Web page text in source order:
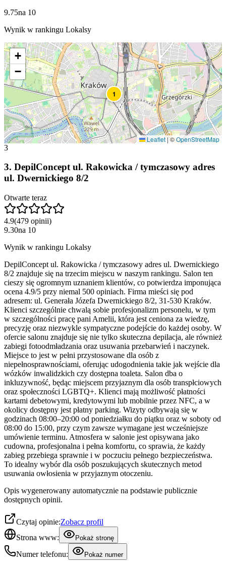
9.75na 10
Wynik w rankingu Lokalsy
1
+
−
Leaflet|©OpenStreetMap
3
3. DepilConcept ul. Rakowicka / tymczasowy adres
ul. Dwernickiego 8/2
Otwarte teraz
4.9(479 opinii)
9.30na 10
Wynik w rankingu Lokalsy
DepilConcept ul. Rakowicka / tymczasowy adres ul. Dwernickiego
8/2 znajduje się na trzecim miejscu w naszym rankingu. Salon ten
cieszy się ogromnym uznaniem klientów, co potwierdza imponująca
ocena 4.9/5 przy niemal 500 opiniach. Firma mieści się pod
adresem: ul. Generała Józefa Dwernickiego 8/2, 31-530 Kraków.
Klienci szczególnie chwalą sobie profesjonalizm personelu, w tym
w szczególności pracę pani Amelii, która jest ceniona za wiedzę,
precyzję oraz niezwykle sympatyczne podejście do każdej osoby. W
ofercie salonu znajduje się nie tylko skuteczna depilacja, ale również
zabiegi fotoodmładzania oraz usuwania przebarwień i naczynek.
Miejsce to jest w pełni przystosowane dla osób z
niepełnosprawnościami, oferując udogodnienia takie jak wejście dla
wózków inwalidzkich czy dostępna toaleta. Salon dba o
inkluzywność, będąc miejscem przyjaznym dla osób transpłciowych
oraz społeczności LGBTQ+. Klienci mają możliwość płatności
kartami debetowymi, kredytowymi lub mobilnie przez NFC, a w
okolicy dostępny jest płatny parking. Wizyty odbywają się w
godzinach 08:00–20:00 od poniedziałku do piątku oraz w soboty od
08:00 do 15:00, przy czym zawsze wymagane jest wcześniejsze
umówienie terminu. Atmosfera w salonie jest opisywana jako
cudowna, profesjonalna i pełna komfortu, co sprawia, że każdy
zabieg przebiega sprawnie i w poczuciu pełnego bezpieczeństwa.
To idealny wybór dla osób poszukujących skutecznych metod
usuwania owłosienia w przyjaznym otoczeniu.
Opis wygenerowany automatycznie na podstawie publicznie
dostępnych opinii.
Czytaj opinie:Zobacz profil
Strona www:
Pokaż stronę
Numer telefonu: Pokaż numer